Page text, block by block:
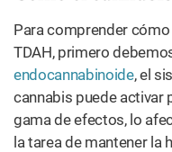
Para comprender
TDAH, primero
endocannabinoide, el
cannabis puede activar
gama de efectos, lo
la tarea de mantener